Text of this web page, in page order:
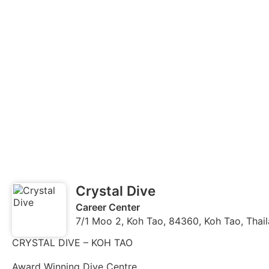
Crystal Dive
Career Center
7/1 Moo 2, Koh Tao, 84360, Koh Tao,
CRYSTAL DIVE – KOH TAO
Award Winning Dive Centre